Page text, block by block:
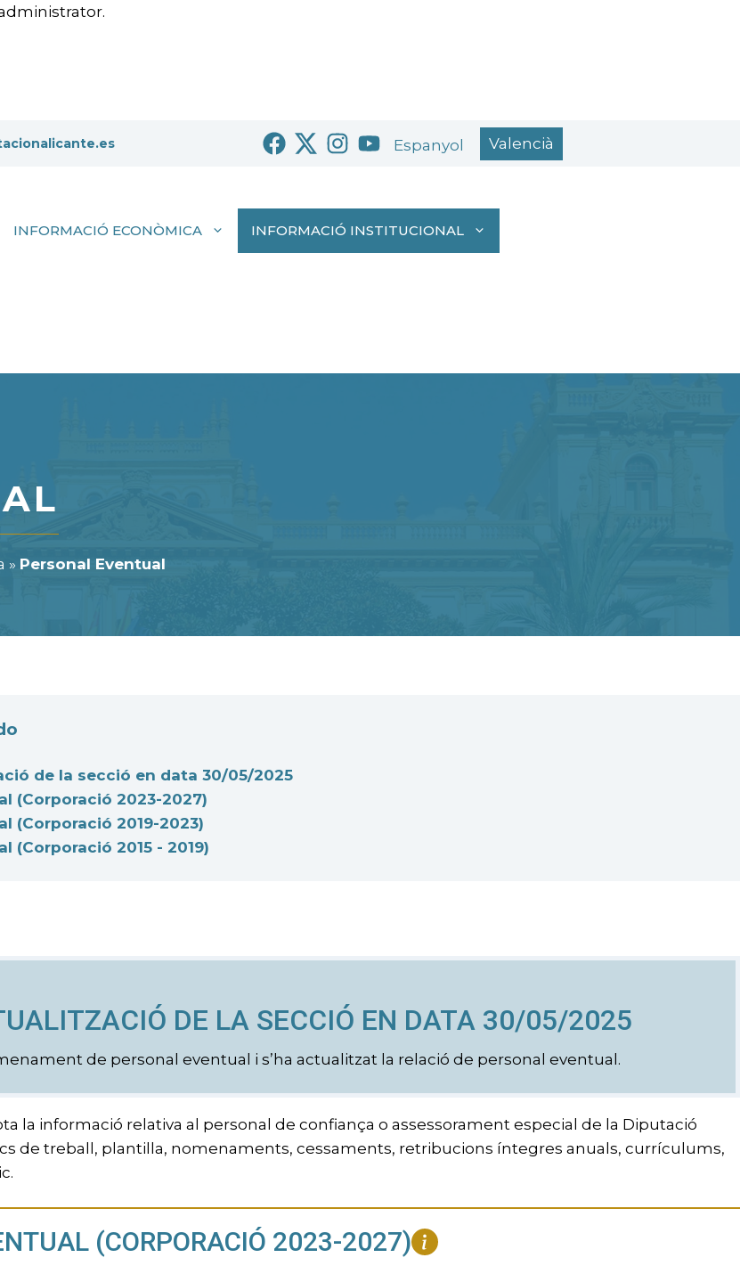
Espanyol Valencià
INFORMACIÓ ECONÒMICA INFORMACIÓ INSTITUCIONAL
» Personal Eventual
de la secció en data 30/05/2025
(Corporació 2023-2027)
(Corporació 2019-2023)
(Corporació 2015 - 2019)
DE LA SECCIÓ EN DATA 30/05/2025
de personal eventual i s’ha actualitzat la relació de personal eventual.
la informació relativa al personal de confiança o assessorament especial de la Diputació
de treball, plantilla, nomenaments, cessaments, retribucions íntegres anuals, currículums,
(CORPORACIÓ 2023-2027)